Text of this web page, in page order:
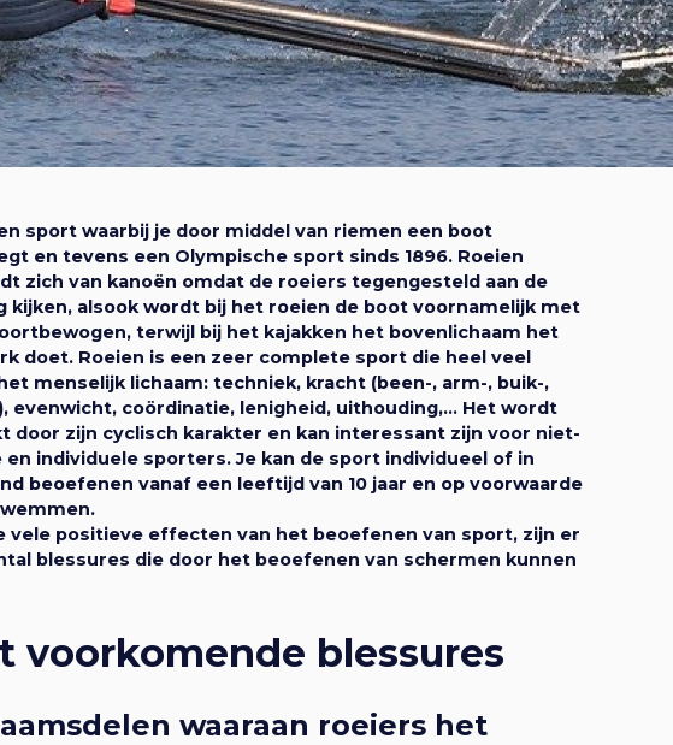
a
v
i
a
t
i
e
t
i
e
sport waarbij je door middel van riemen een boot
en tevens een Olympische sport sinds 1896. Roeien
zich van kanoën omdat de roeiers tegengesteld aan de
kijken, alsook wordt bij het roeien de boot voornamelijk met
terwijl bij het kajakken het bovenlichaam het
doet. Roeien is een zeer complete sport die heel veel
menselijk lichaam: techniek, kracht (been-, arm-, buik-,
evenwicht, coördinatie, lenigheid, uithouding,… Het wordt
door zijn cyclisch karakter en kan interessant zijn voor niet-
en individuele sporters. Je kan de sport individueel of in
beoefenen vanaf een leeftijd van 10 jaar en op voorwaarde
vele positieve effecten van het beoefenen van sport, zijn er
blessures die door het beoefenen van schermen kunnen
voorkomende blessures
waaraan roeiers het